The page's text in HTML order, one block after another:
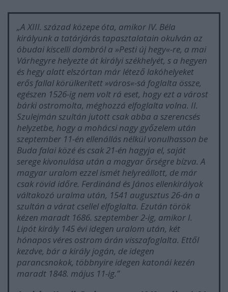
„A XIII. század közepe óta, amikor IV. Béla
királyunk a tatárjárás tapasztalatain okulván az
óbudai kiscelli dombról a »Pesti új hegy«-re, a mai
Várhegyre helyezte át királyi székhelyét, s a hegyen
és hegy alatt elszórtan már létező lakóhelyeket
erős fallal körülkerített »város«-sá foglalta össze,
egészen 1526-ig nem volt rá eset, hogy ezt a várost
bárki ostromolta, méghozzá elfoglalta volna. II.
Szulejmán szultán jutott csak abba a szerencsés
helyzetbe, hogy a mohácsi nagy győzelem után
szeptember 11-én ellenállás nélkül vonulhasson be
Buda falai közé és csak 21-én hagyja el, saját
serege kivonulása után a magyar őrségre bízva. A
magyar uralom ezzel ismét helyreállott, de már
csak rövid időre. Ferdinánd és János ellenkirályok
váltakozó uralma után, 1541 augusztus 26-án a
szultán a várat csellel elfoglalta. Ezután török
kézen maradt 1686. szeptember 2-ig, amikor I.
Lipót király 145 évi idegen uralom után, két
hónapos véres ostrom árán visszafoglalta. Ettől
kezdve, bár a király jogán, de idegen
parancsnokok, többnyire idegen katonái kezén
maradt 1848. május 11-ig.”